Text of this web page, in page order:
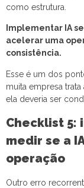
como estrutura.
Implementar IA
acelerar uma
consistência.
Esse é um dos
muita empresa
ela deveria ser
Checklist 5:
medir se a
operação
Outro erro